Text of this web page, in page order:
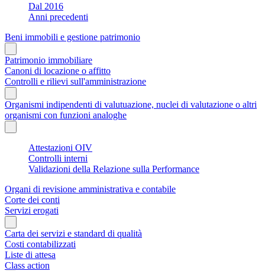
Dal 2016
Anni precedenti
Beni immobili e gestione patrimonio
Patrimonio immobiliare
Canoni di locazione o affitto
Controlli e rilievi sull'amministrazione
Organismi indipendenti di valutuazione, nuclei di valutazione o altri
organismi con funzioni analoghe
Attestazioni OIV
Controlli interni
Validazioni della Relazione sulla Performance
Organi di revisione amministrativa e contabile
Corte dei conti
Servizi erogati
Carta dei servizi e standard di qualità
Costi contabilizzati
Liste di attesa
Class action